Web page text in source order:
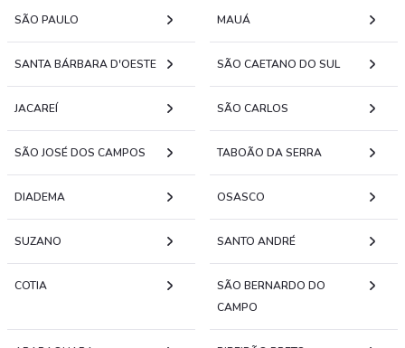
SÃO PAULO MAUÁ
SANTA BÁRBARA D'OESTE SÃO CAETANO DO SUL
JACAREÍ SÃO CARLOS
SÃO JOSÉ DOS CAMPOS TABOÃO DA SERRA
DIADEMA OSASCO
SUZANO SANTO ANDRÉ
COTIA
SÃO BERNARDO DO
CAMPO